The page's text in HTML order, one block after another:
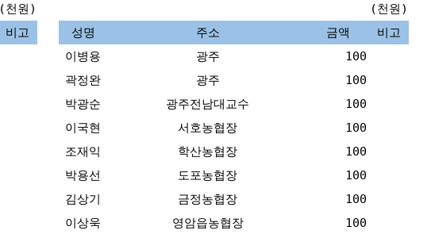
(천원)
(천원)
비고 성명 주소 금액
비고
이병용 광주
100
곽정완 광주
100
박광순 광주전남대교수
100
이국현 서호농협장
100
조재익 학산농협장
100
박용선 도포농협장
100
김상기 금정농협장
100
이상욱 영암읍농협장
100